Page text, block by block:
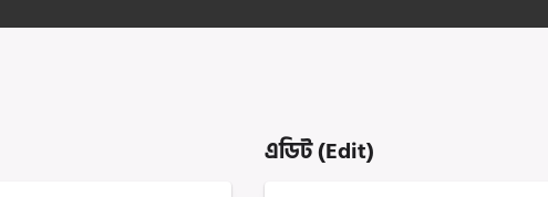
এডিট (Edit)